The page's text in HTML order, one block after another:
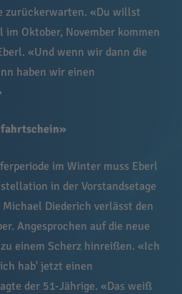
zurückerwarten. «Du willst
Oktober, November kommen
«Und wenn wir dann die
haben wir einen
im Winter muss Eberl
in der Vorstandsetage
Diederich verlässt den
Angesprochen auf die neue
einem Scherz hinreißen. «Ich
hab' jetzt einen
der 51-Jährige. «Das weiß